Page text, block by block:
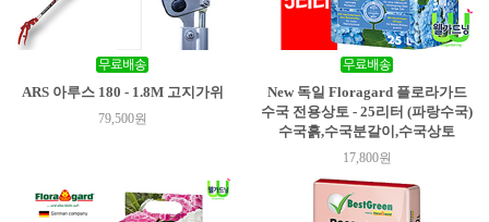
ARS 아루스 180 - 1.8M 고지가위
79,500원
New 독일 Floragard 플로라가드
수국 전용상토 - 25리터 (파랑수국)
수국흙,수국분갈이,수국상토
17,800원